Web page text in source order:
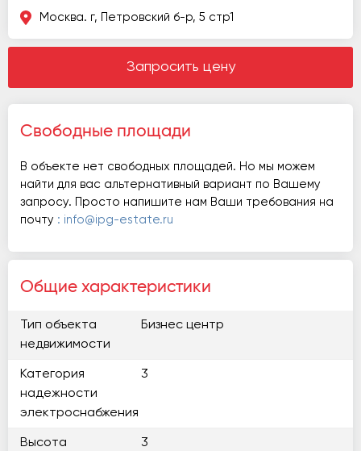
Москва. г, Петровский б-р, 5 стр1
Запросить цену
Свободные площади
В объекте нет свободных площадей. Но мы можем
найти для вас альтернативный вариант по Вашему
запросу. Просто напишите нам Ваши требования на
почту : info@ipg-estate.ru
Общие характеристики
Тип объекта
недвижимости
Бизнес центр
Категория
надежности
электроснабжения
3
Высота
3